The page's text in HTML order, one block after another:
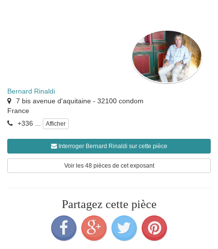
Bernard Rinaldi
7 bis avenue d'aquitaine - 32100 condom
France
+336 ...
Afficher
Interroger Bernard Rinaldi sur cette pièce
Voir les 48 pièces de cet exposant
Partagez cette pièce